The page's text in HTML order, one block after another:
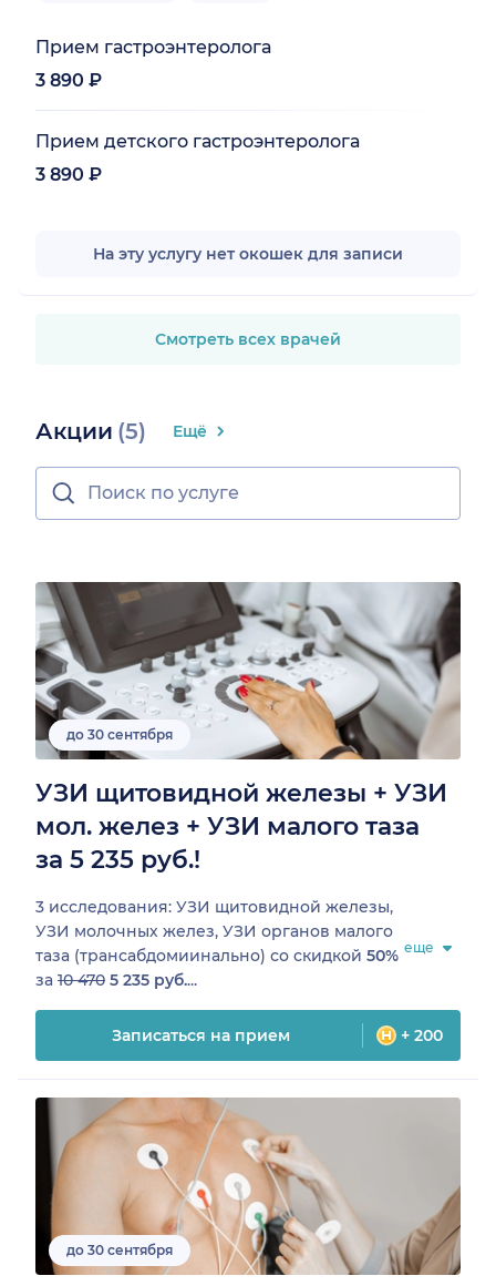
Прием гастроэнтеролога
3 890 ₽
Прием детского гастроэнтеролога
3 890 ₽
На эту услугу нет окошек для записи
Смотреть всех врачей
Акции (5) Ещё
до 30 сентября
УЗИ щитовидной железы + УЗИ
мол. желез + УЗИ малого таза
за 5 235 руб.!
3 исследования: УЗИ щитовидной железы,
УЗИ молочных желез, УЗИ органов малого
таза (трансабдомиинально) со скидкой 50%
за 10 470 5 235 руб....
еще
Записаться на прием + 200
до 30 сентября